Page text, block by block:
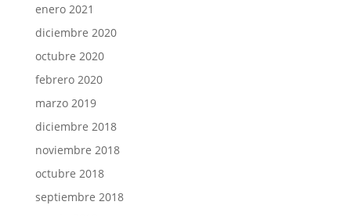
enero 2021
diciembre 2020
octubre 2020
febrero 2020
marzo 2019
diciembre 2018
noviembre 2018
octubre 2018
septiembre 2018